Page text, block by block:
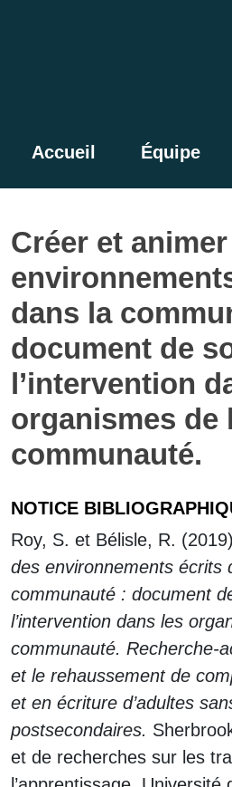
Accueil Équipe
Créer et
dans la
document de
l’intervention
organismes de
communauté.
NOTICE
Roy, S. et Bélisle, R.
des environnements écrits
communauté : document
l’intervention dans les
communauté. Recherche-
et le rehaussement de
et en écriture d’adultes
postsecondaires.
et de recherches sur les